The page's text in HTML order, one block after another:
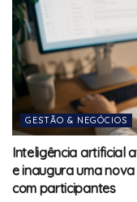
GESTÃO & NEGÓCIOS
Inteligência artificial
e inaugura uma
com participantes